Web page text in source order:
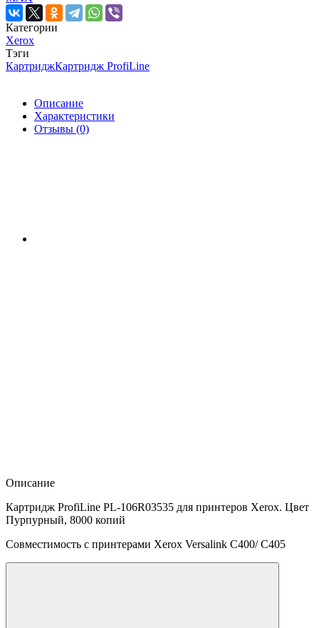
Категории
Xerox
Тэги
КартриджКартридж ProfiLine
Описание
Характеристики
Отзывы (0)
Описание
Картридж ProfiLine PL-106R03535 для принтеров Xerox. Цвет
Пурпурный, 8000 копий
Совместимость с принтерами Xerox Versalink C400/ C405